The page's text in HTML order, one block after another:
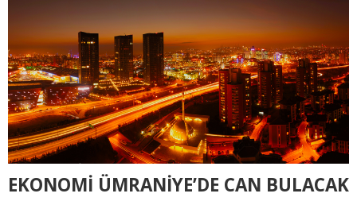
EKONOMİ ÜMRANİYE’DE CAN BULACAK